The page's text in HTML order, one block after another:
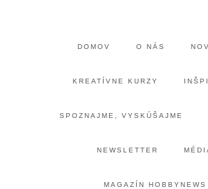
DOMOV O NÁS
KREATÍVNE KURZY
SPOZNAJME, VYSKÚŠAJME
NEWSLETTER
MAGAZÍN HOBBYNEWS